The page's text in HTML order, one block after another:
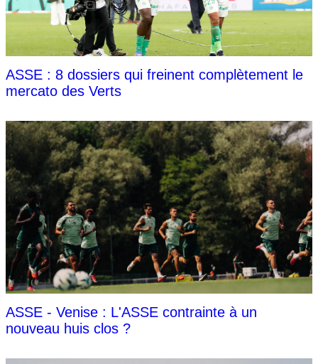
ASSE : 8 dossiers qui freinent complètement le
mercato des Verts
ASSE - Venise : L'ASSE contrainte à un
nouveau huis clos ?